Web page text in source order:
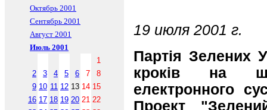
Октябрь 2001
Сентябрь 2001
Август 2001
Июль 2001
1
2
3 4 5 6 7
8
9 10 11 12 13 14 15
16 17 18 19 20 21 22
19 июля 2001 г.
Партiя Зелених
крокiв на
електронного
Проект